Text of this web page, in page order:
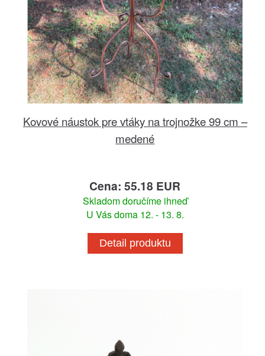
Kovové náustok pre vtáky na trojnožke 99 cm –
medené
Cena: 55.18 EUR
Skladom doručíme ihneď
U Vás doma 12. - 13. 8.
Detail produktu